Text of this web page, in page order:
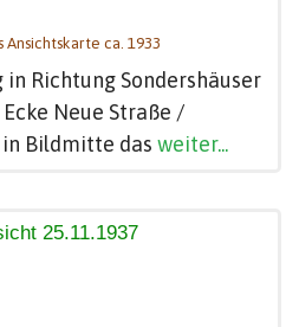
Ansichtskarte ca. 1933
Richtung Sondershäuser
Neue Straße /
in Bildmitte das weiter...
25.11.1937